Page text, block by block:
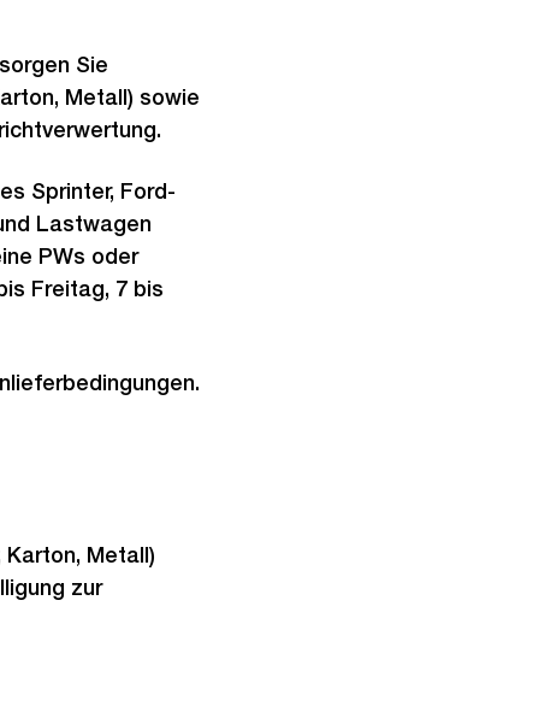
Sie
Metall) sowie
Sprinter, Ford-
Lastwagen
PWs oder
Freitag, 7 bis
Metall)
zur